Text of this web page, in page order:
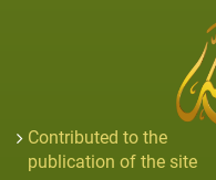
Contributed to the
publication of the site